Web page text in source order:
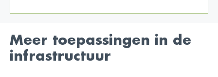
Meer toepassingen in de
infrastructuur